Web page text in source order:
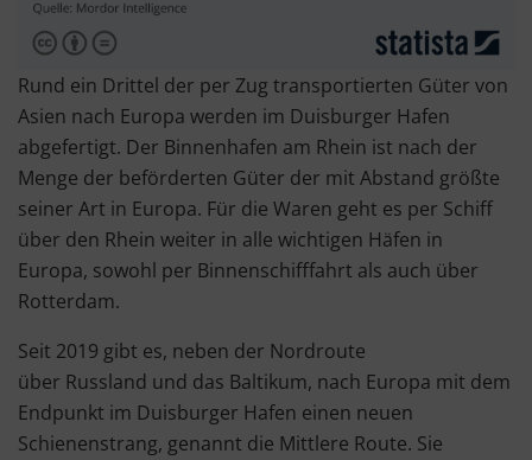
Rund ein Drittel der per Zug transportierten Güter von
Asien nach Europa werden im Duisburger Hafen
abgefertigt. Der Binnenhafen am Rhein ist nach der
Menge der beförderten Güter der mit Abstand größte
seiner Art in Europa. Für die Waren geht es per Schiff
über den Rhein weiter in alle wichtigen Häfen in
Europa, sowohl per Binnenschifffahrt als auch über
Rotterdam.
Seit 2019 gibt es, neben der Nordroute
über Russland und das Baltikum, nach Europa mit dem
Endpunkt im Duisburger Hafen einen neuen
Schienenstrang, genannt die Mittlere Route. Sie